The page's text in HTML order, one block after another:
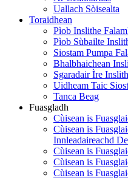
Uallach Sòisealta
Toraidhean
Pìob Inslithe
Pìob Sùbailte
Siostam Pumpa
Bhalbhaichean
Sgaradair Ìre
Uidheam Taic
Tanca Beag
Fuasgladh
Cùisean is
Cùisean is
Innleadaireachd
Cùisean is
Cùisean is
Cùisean is